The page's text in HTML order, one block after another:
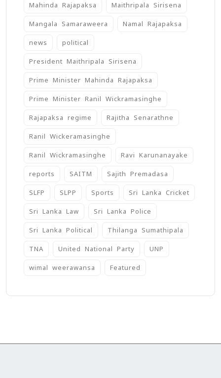
Mahinda Rajapaksa Maithripala Sirisena
Mangala Samaraweera Namal Rajapaksa
news political
President Maithripala Sirisena
Prime Minister Mahinda Rajapaksa
Prime Minister Ranil Wickramasinghe
Rajapaksa regime Rajitha Senarathne
Ranil Wickeramasinghe
Ranil Wickramasinghe Ravi Karunanayake
reports SAITM Sajith Premadasa
SLFP SLPP Sports Sri Lanka Cricket
Sri Lanka Law Sri Lanka Police
Sri Lanka Political Thilanga Sumathipala
TNA United National Party UNP
wimal weerawansa ‍Featured